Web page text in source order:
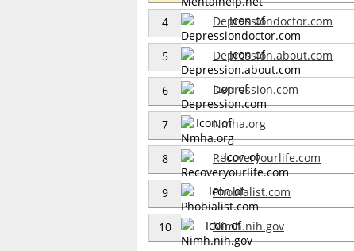
4 Depressiondoctor.com
5 Depression.about.com
6 Depression.com
7 Nmha.org
8 Recoveryourlife.com
9 Phobialist.com
10 Nimh.nih.gov